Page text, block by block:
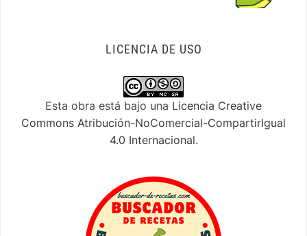
LICENCIA DE USO
Esta obra está bajo una Licencia Creative
Commons Atribución-NoComercial-CompartirIgual
4.0 Internacional.